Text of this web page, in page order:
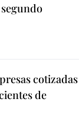
cotizadas
de